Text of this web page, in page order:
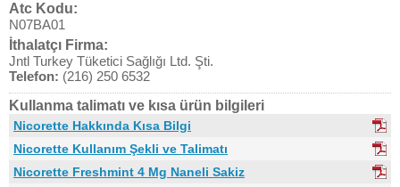
Atc Kodu:
N07BA01
İthalatçı Firma:
Jntl Turkey Tüketici Sağlığı Ltd. Şti.
Telefon: (216) 250 6532
Kullanma talimatı ve kısa ürün bilgileri
Nicorette Hakkında Kısa Bilgi
Nicorette Kullanım Şekli ve Talimatı
Nicorette Freshmint 4 Mg Naneli Sakiz